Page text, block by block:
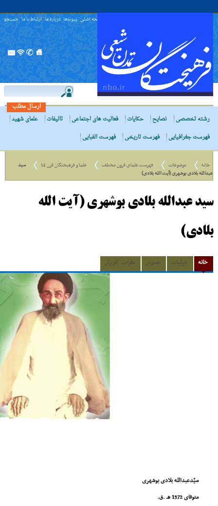
صفحه اصلی پیوندها درباره ما ارتباط با ما جستجو
ارسال مطلب
رشته تخصصی
نصایح حکایات فعالیت های اجتماعی تالیفات
علمای شهید
فهرست جغرافیایی
فهرست تاریخی فهرست الفبایی
خانه موضوعات فهرست علمای قرون مختلف علما و فرهیختگان قرن 14
سید
عبدالله بلادی بوشهری (آیت الله بلادی)
سید عبدالله بلادی بوشهری (آیت الله
بلادی)
خانه جزئیات تصاویر نظرات کاربران
سیّدعبدالله بلادى بوشهرى
متوفاى 1372 هـ .ق.